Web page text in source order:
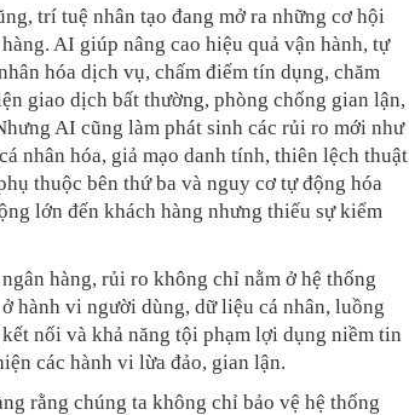
trí tuệ nhân tạo đang mở ra những cơ hội
AI giúp nâng cao hiệu quả vận hành, tự
hóa dịch vụ, chấm điểm tín dụng, chăm
giao dịch bất thường, phòng chống gian lận,
AI cũng làm phát sinh các rủi ro mới như
nhân hóa, giả mạo danh tính, thiên lệch thuật
thuộc bên thứ ba và nguy cơ tự động hóa
lớn đến khách hàng nhưng thiếu sự kiểm
hàng, rủi ro không chỉ nằm ở hệ thống
hành vi người dùng, dữ liệu cá nhân, luồng
nối và khả năng tội phạm lợi dụng niềm tin
các hành vi lừa đảo, gian lận.
rằng chúng ta không chỉ bảo vệ hệ thống